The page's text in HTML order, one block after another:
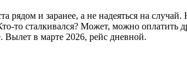
и заранее, а не надеяться на
сталкивался? Может, можно оплатить
Вылет в марте 2026, рейс дневной.